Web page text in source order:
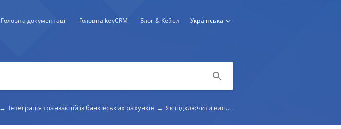
Головна документації Головна keyCRM Блог & Кейси Українська
→ Інтеграція транзакцій із банківських рахунків → Як підключити виписки з еквайрингу Plata by mono